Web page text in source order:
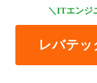
＼ITエンジ
レバテッ